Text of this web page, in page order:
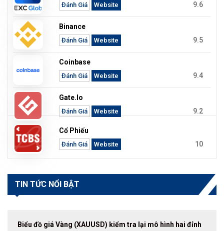
Đánh Giá Website 9.6
Binance
Đánh Giá Website 9.5
Coinbase
Đánh Giá Website 9.4
Gate.io
Đánh Giá Website 9.2
Cổ Phiếu
Đánh Giá Website 10
TIN TỨC NỔI BẬT
Biểu đồ giá Vàng (XAUUSD) kiểm tra lại mô hình hai đỉnh